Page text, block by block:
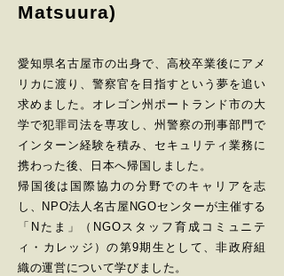
Matsuura)
愛知県名古屋市の出身で、高校卒業後にアメ
リカに渡り、警察官を目指すという夢を追い
求めました。オレゴン州ポートランド市の大
学で犯罪司法を専攻し、州警察の刑事部門で
インターン経験を積み、セキュリティ業務に
携わった後、日本へ帰国しました。
帰国後は国際協力の分野でのキャリアを志
し、NPO法人名古屋NGOセンターが主催する
「Nたま」（NGOスタッフ育成コミュニテ
ィ・カレッジ）の第9期生として、非政府組
織の運営について学びました。